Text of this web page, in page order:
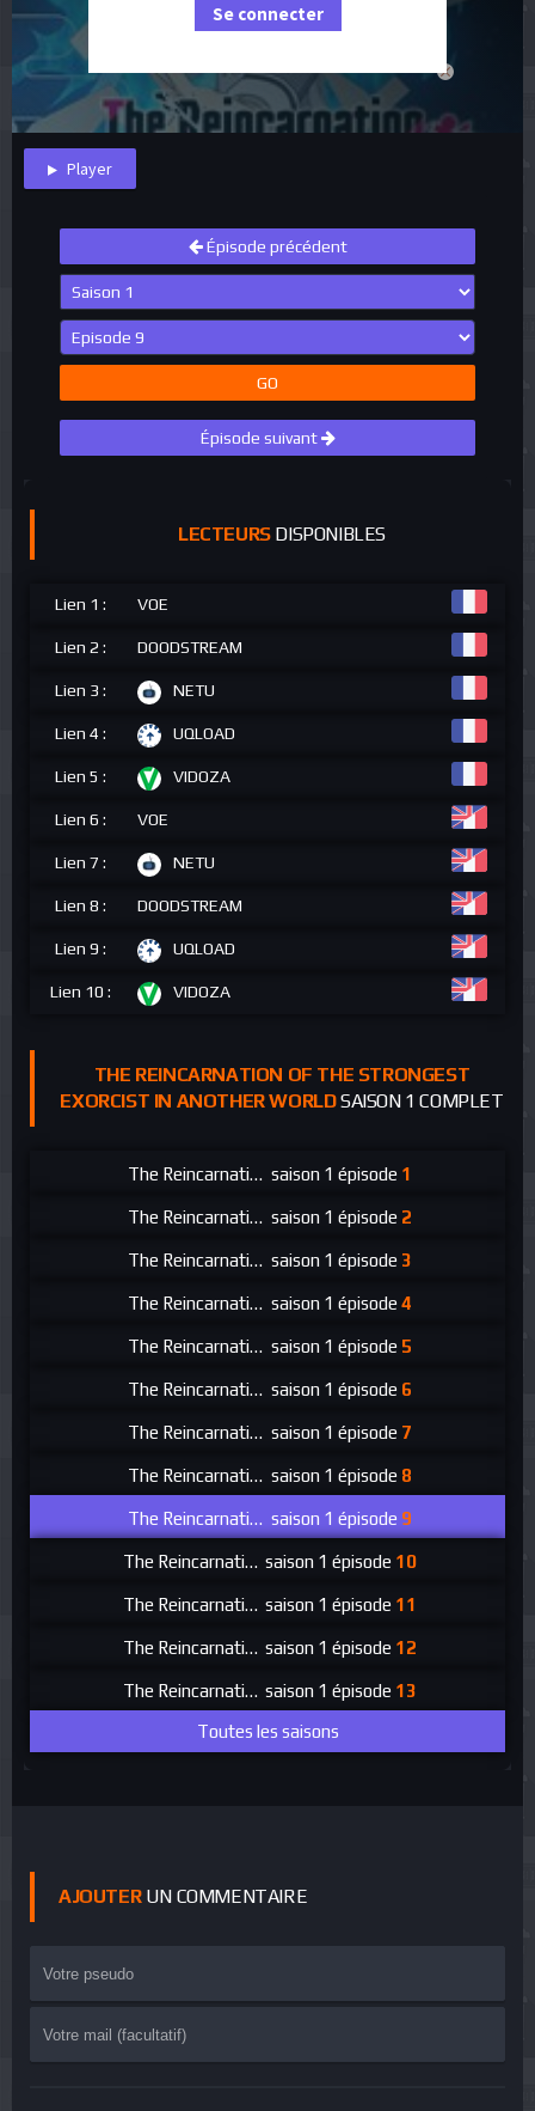
close
Se connecter
Player
Épisode précédent
GO
Épisode suivant
LECTEURSDISPONIBLES
Lien 1 : VOE
Lien 2 : DOODSTREAM
Lien 3 : NETU
Lien 4 : UQLOAD
Lien 5 : VIDOZA
Lien 6 : VOE
Lien 7 : NETU
Lien 8 : DOODSTREAM
Lien 9 : UQLOAD
Lien 10 : VIDOZA
THE REINCARNATION OF THE STRONGEST
EXORCIST IN ANOTHER WORLDSAISON 1 COMPLET
The Reincarnation of the Strongest Exorcist in
saison 1 épisode 1
The Reincarnation of the Strongest Exorcist in
saison 1 épisode 2
The Reincarnation of the Strongest Exorcist in
saison 1 épisode 3
The Reincarnation of the Strongest Exorcist in
saison 1 épisode 4
The Reincarnation of the Strongest Exorcist in
saison 1 épisode 5
The Reincarnation of the Strongest Exorcist in
saison 1 épisode 6
The Reincarnation of the Strongest Exorcist in
saison 1 épisode 7
The Reincarnation of the Strongest Exorcist in
saison 1 épisode 8
The Reincarnation of the Strongest Exorcist in
saison 1 épisode 9
The Reincarnation of the Strongest Exorcist in
saison 1 épisode 10
The Reincarnation of the Strongest Exorcist in
saison 1 épisode 11
The Reincarnation of the Strongest Exorcist in
saison 1 épisode 12
The Reincarnation of the Strongest Exorcist in
saison 1 épisode 13
Toutes les saisons
AJOUTERUN COMMENTAIRE